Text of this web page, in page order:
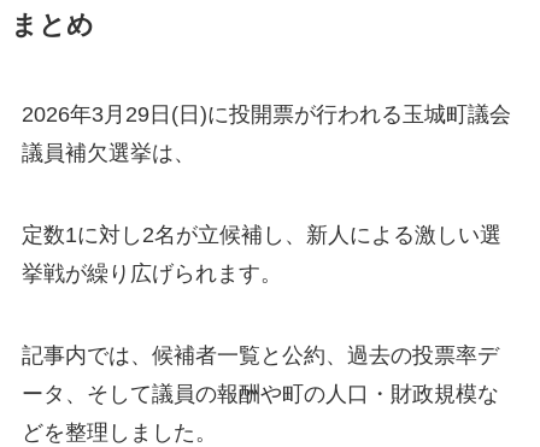
まとめ
2026年3月29日(日)に投開票が行われる玉城町議会
議員補欠選挙は、
定数1に対し2名が立候補し、新人による激しい選
挙戦が繰り広げられます。
記事内では、候補者一覧と公約、過去の投票率デ
ータ、そして議員の報酬や町の人口・財政規模な
どを整理しました。